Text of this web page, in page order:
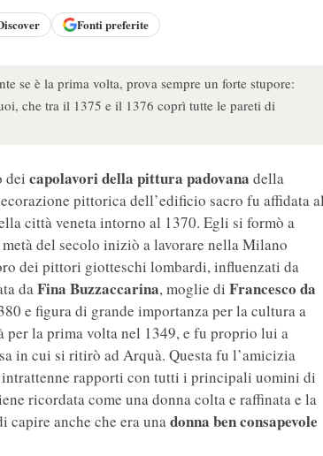
Fonti preferite
se è la prima volta, prova sempre un forte stupore:
che tra il 1375 e il 1376 coprì tutte le pareti di
dei capolavori della pittura padovana della
pittorica dell’edificio sacro fu affidata al
città veneta intorno al 1370. Egli si formò a
del secolo iniziò a lavorare nella Milano
dei pittori giotteschi lombardi, influenzati da
daFina Buzzaccarina, moglie di Francesco da
e figura di grande importanza per la cultura a
per la prima volta nel 1349, e fu proprio lui a
in cui si ritirò ad Arquà. Questa fu l’amicizia
rapporti con tutti i principali uomini di
ricordata come una donna colta e raffinata e la
capire anche che era unadonna ben consapevole